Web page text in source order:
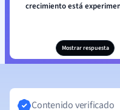
crecimiento está
Mostrar respuesta
Contenido verificado